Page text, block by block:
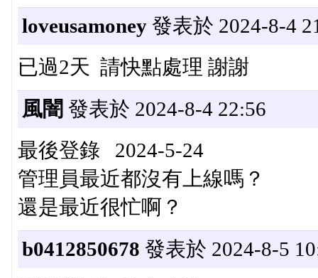
loveusamoney發表於 2024-8-4
已過2天 請快點處理 謝謝
風闇 發表於 2024-8-4 22:56
最後登錄 2024-5-24
管理員最近都沒有上線嗎？
還是最近很忙啊？
b0412850678 發表於 2024-8-5